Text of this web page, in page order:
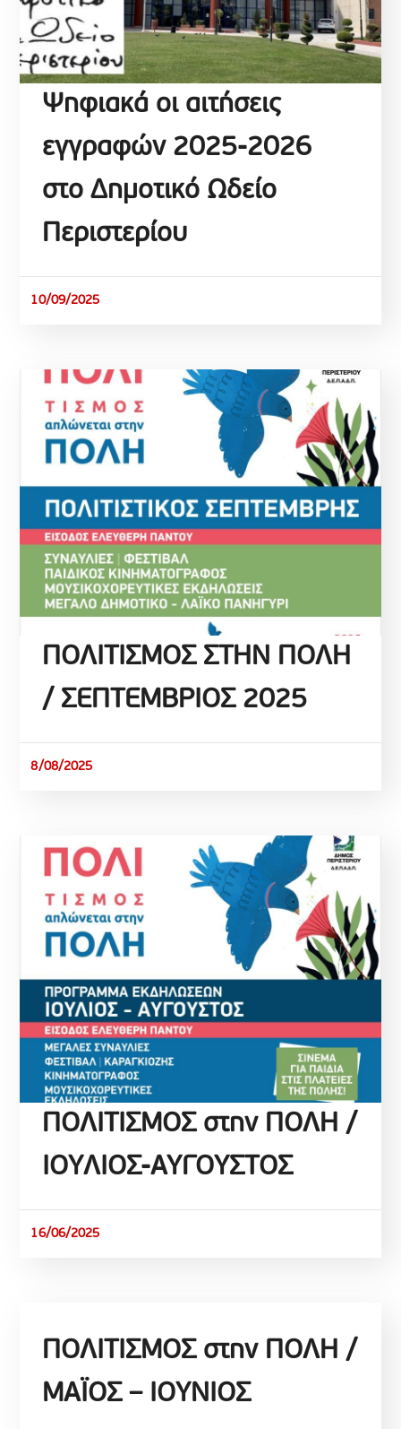
Ψηφιακά οι αιτήσεις
εγγραφών 2025-2026
στο Δημοτικό Ωδείο
Περιστερίου
10/09/2025
ΠΟΛΙΤΙΣΜΟΣ ΣΤΗΝ ΠΟΛΗ
/ ΣΕΠΤΕΜΒΡΙΟΣ 2025
8/08/2025
ΠΟΛΙΤΙΣΜΟΣ στην ΠΟΛΗ /
IOYΛΙΟΣ-ΑΥΓΟΥΣΤΟΣ
16/06/2025
ΠΟΛΙΤΙΣΜΟΣ στην ΠΟΛΗ /
ΜΑΪΟΣ – ΙΟΥΝΙΟΣ